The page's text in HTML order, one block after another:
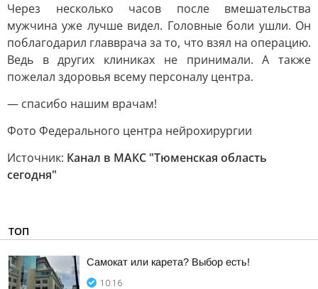
Через несколько часов после вмешательства
мужчина уже лучше видел. Головные боли ушли. Он
поблагодарил главврача за то, что взял на операцию.
Ведь в других клиниках не принимали. А также
пожелал здоровья всему персоналу центра.
— спасибо нашим врачам!
Фото Федерального центра нейрохирургии
Источник: Канал в МАКС "Тюменская область
сегодня"
ТОП
Самокат или карета? Выбор есть!
10:16